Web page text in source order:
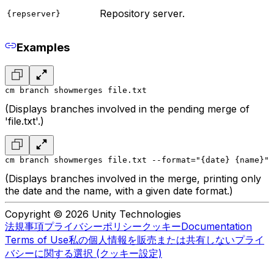
{repserver} Repository server.
Examples
cm branch showmerges file.txt
(Displays branches involved in the pending merge of
'file.txt'.)
cm branch showmerges file.txt --format="{date} {name}"
(Displays branches involved in the merge, printing only
the date and the name, with a given date format.)
Copyright © 2026 Unity Technologies
法規事項プライバシーポリシークッキーDocumentation
Terms of Use私の個人情報を販売または共有しないプライ
バシーに関する選択 (クッキー設定)